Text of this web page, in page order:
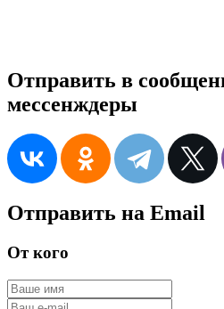
Отправить в
мессенждеры
Отправить на Email
От кого